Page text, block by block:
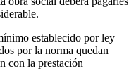
establecido por ley
por la norma quedan
con la prestación